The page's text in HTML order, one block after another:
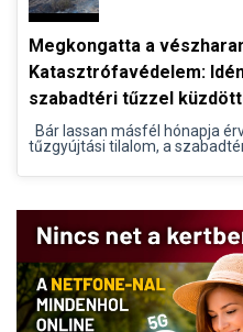
Megkongatta a
Katasztrófavédelem:
szabadtéri tűzzel
Bár lassan másfél hónapja
tűzgyújtási tilalom, a